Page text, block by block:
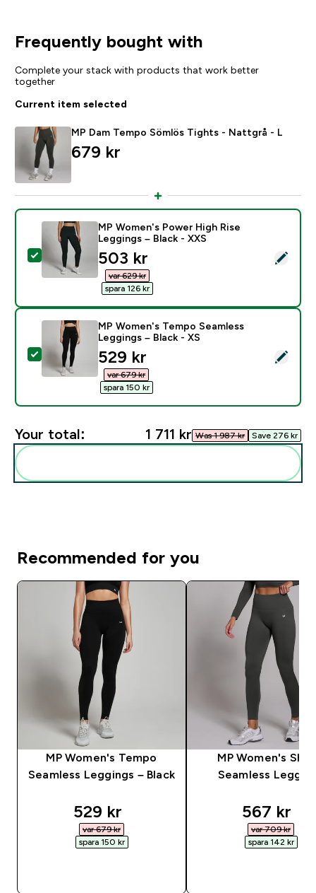
Frequently bought with
Complete your stack with products that work better
together
Current item selected
MP Dam Tempo Sömlös Tights - Nattgrå - L
679 kr‎
Select this product - MP Women's Power High Rise
MP Women's Power High Rise
Leggings – Black - XXS
discounted price
503 kr‎
var 629 kr‎
spara 126 kr‎
Select this product - MP Women's Tempo Seamless
MP Women's Tempo Seamless
Leggings – Black - XS
discounted price
529 kr‎
var 679 kr‎
spara 150 kr‎
Your total: 1 711 kr‎ Was 1 987 kr‎ Save 276 kr‎
Recommended for you
MP Women's Tempo
Seamless Leggings – Black
discounted price
529 kr‎
var 679 kr‎
spara 150 kr‎
MP Women's
Seamless
567 kr‎
var 709 kr‎
spara 142 kr‎